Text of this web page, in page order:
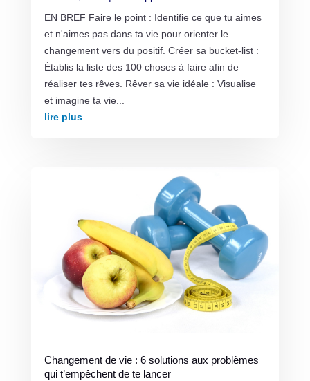
EN BREF Faire le point : Identifie ce que tu aimes
et n'aimes pas dans ta vie pour orienter le
changement vers du positif. Créer sa bucket-list :
Établis la liste des 100 choses à faire afin de
réaliser tes rêves. Rêver sa vie idéale : Visualise
et imagine ta vie...
lire plus
Changement de vie : 6 solutions aux problèmes
qui t’empêchent de te lancer